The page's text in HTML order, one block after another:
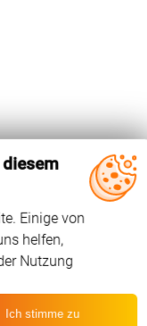
hat die
Dachfenster wird
96°
Für Velux GDL
Einige von
helfen,
Nutzung
Ich stimme zu